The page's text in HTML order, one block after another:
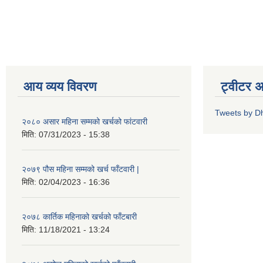
आय व्यय विवरण
२०८० असार महिना सम्मको खर्चको फांटवारी
मिति: 07/31/2023 - 15:38
२०७९ पौस महिना सम्मको खर्च फाँटवारी |
मिति: 02/04/2023 - 16:36
२०७८ कार्तिक महिनाको खर्चको फाँटबारी
मिति: 11/18/2021 - 13:24
ट्वीटर
Tweets by